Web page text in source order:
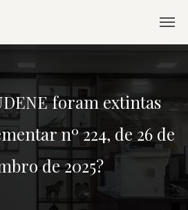
foram extintas
nº 224, de 26 de
de 2025?